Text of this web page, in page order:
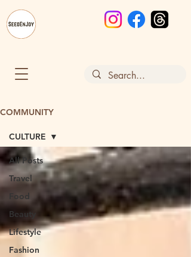
COMMUNITY
All Posts
Travel
Food
Beauty
Lifestyle
Fashion
CULTURE